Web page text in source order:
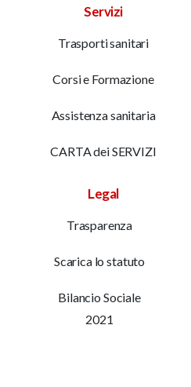
Servizi
Trasporti sanitari
Corsi e Formazione
Assistenza sanitaria
CARTA dei SERVIZI
Legal
Trasparenza
Scarica lo statuto
Bilancio Sociale
2021